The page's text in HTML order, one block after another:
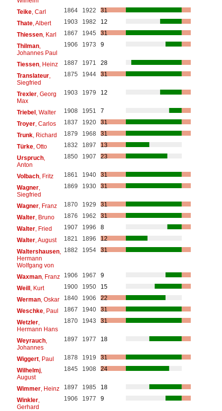
Teike, Carl 1864 1922
31
Thate, Albert 1903 1982
12
Thiessen, Karl 1867 1945
31
Thilman,
Johannes Paul
1906 1973 9
Tiessen, Heinz 1887 1971
28
Translateur,
Siegfried
1875 1944 31
Trexler, Georg
Max
1903 1979 12
Triebel, Walter 1908 1951
7
Troyer, Carlos 1837 1920
31
Trunk, Richard 1879 1968
31
Türke, Otto 1832 1897
13
Urspruch,
Anton
1850 1907 23
Volbach, Fritz 1861 1940
31
Wagner,
Siegfried
1869 1930 31
Wagner, Franz 1870 1929
31
Walter, Bruno 1876 1962
31
Walter, Fried 1907 1996
8
Walter, August 1821 1896
12
Waltershausen,
Hermann
Wolfgang von
1882 1954 31
Waxman, Franz 1906 1967
9
Weill, Kurt 1900 1950
15
Werman, Oskar 1840 1906
22
Weschke, Paul 1867 1940
31
Wetzler,
Hermann Hans
1870 1943 31
Weyrauch,
Johannes
1897 1977 18
Wiggert, Paul 1878 1919
31
Wilhelmj,
August
1845 1908 24
Wimmer, Heinz 1897 1985
18
Winkler,
Gerhard
1906 1977 9